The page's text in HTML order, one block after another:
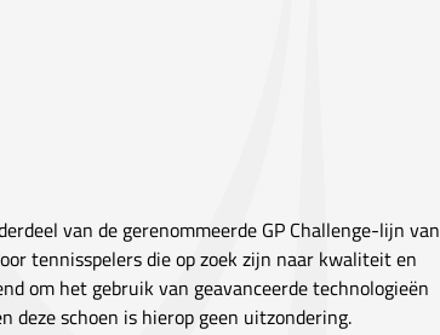
van de gerenommeerde GP Challenge-lijn van
tennisspelers die op zoek zijn naar kwaliteit en
om het gebruik van geavanceerde technologieën
deze schoen is hierop geen uitzondering.